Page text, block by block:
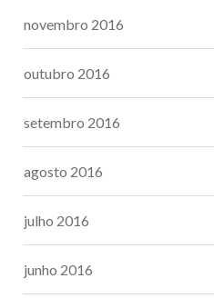
novembro 2016
outubro 2016
setembro 2016
agosto 2016
julho 2016
junho 2016